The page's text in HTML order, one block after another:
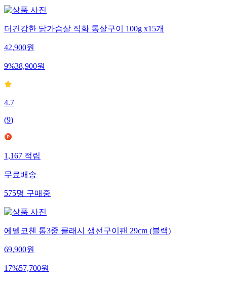
더건강한 닭가슴살 직화 통살구이 100g x15개
42,900원
9%38,900원
4.7
(9)
1,167 적립
무료배송
575명 구매중
에델코첸 통3중 클래시 생선구이팬 29cm (블랙)
69,900원
17%57,700원